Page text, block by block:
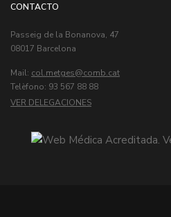
CONTACTO
Passeig de la Bonanova, 47
08017 Barcelona
Mail: col.metges
Telèfono: 93 567 88 88
VER DELEGACIONES